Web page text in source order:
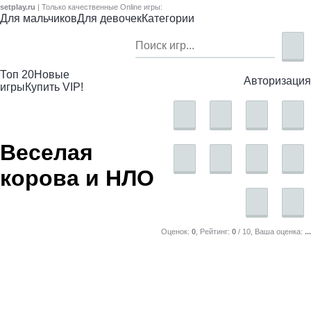
setplay.ru | Только качественные Online игры:
Для мальчиковДля девочекКатегории
Топ 20Новые
игрыКупить VIP!
Авторизация
Веселая
корова и НЛО
Оценок: 0 , Рейтинг: 0 / 10 , Ваша оценка: ...